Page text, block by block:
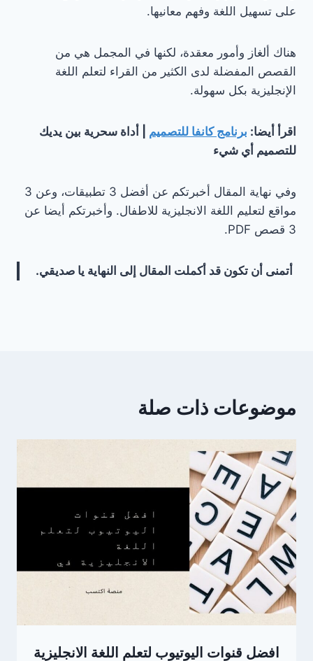
على تسهيل اللغة وفهم معانيها.
هناك ألغاز وأمور معقدة، لكنها في المجمل هي من
القصص المفضلة لدى الكثير من القراء لتعلم اللغة
الإنجليزية بكل سهولة.
اقرأ أيضا: برنامج كانفا للتصميم | أداة سحرية بين يديك
للتصميم أي شيء
وفي نهاية المقال أخبرتكم عن أفضل 3 تطبيقات، وعن 3
مواقع لتعليم اللغة الانجليزية للاطفال. وأخبرتكم أيضا عن
3 قصص PDF.
أتمنى أن تكون قد أكملت المقال إلى النهاية يا صديقي.
موضوعات ذات صلة
افضل قنوات اليوتيوب لتعلم اللغة الانجليزية